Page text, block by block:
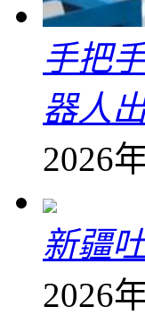
手把
器人
2026
新疆
2026